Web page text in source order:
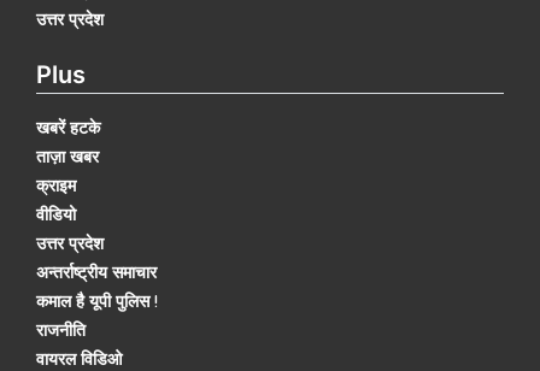
उत्तर प्रदेश
Plus
खबरें हटके
ताज़ा खबर
क्राइम
वीडियो
उत्तर प्रदेश
अन्तर्राष्ट्रीय समाचार
कमाल है यूपी पुलिस !
राजनीति
वायरल विडिओ